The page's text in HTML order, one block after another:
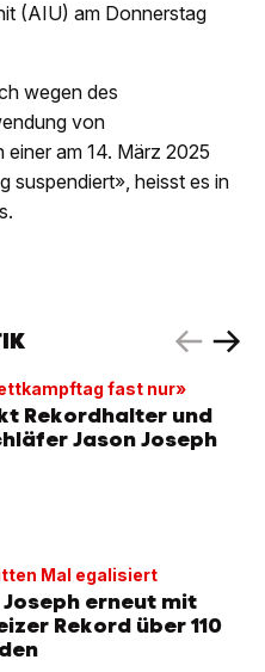
(AIU) am Donnerstag
wegen des
von
am 14. März 2025
suspendiert», heisst es in
fast nur»
Rekordhalter und
Jason Joseph
Mal egalisiert
Joseph erneut mit
Rekord über 110